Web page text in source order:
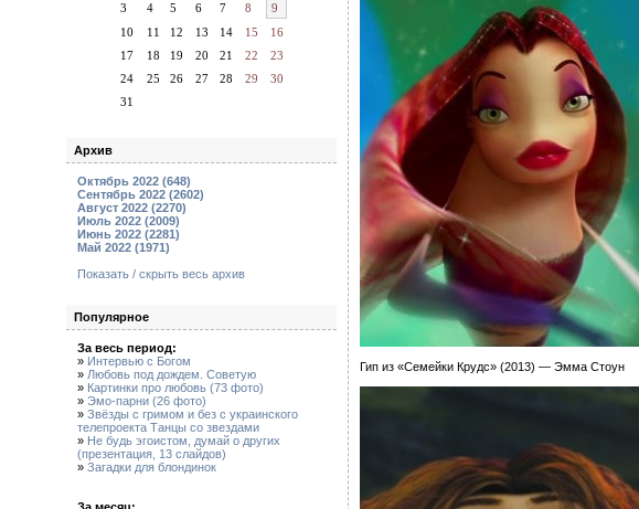
3
4 5 6 7 8
9
10
11 12 13 14 15
16
17
18 19 20 21 22
23
24
25 26 27 28 29
30
31
Архив
Октябрь 2022 (648)
Сентябрь 2022 (2602)
Август 2022 (2270)
Июль 2022 (2009)
Июнь 2022 (2281)
Май 2022 (1971)
Показать / скрыть весь архив
Популярное
За весь период:
» Интервью с Богом
» Любовь под дождем. Советую
» Картинки про любовь (73 фото)
» Эмо-парни (26 фото)
» Звёзды с гримом и без с украинского
телепроекта Танцы со звездами
» Не будь эгоистом, думай о других
(презентация, 13 слайдов)
» Загадки для блондинок
Гип из «Семейки Крудс» (2013) — Эмма Стоун